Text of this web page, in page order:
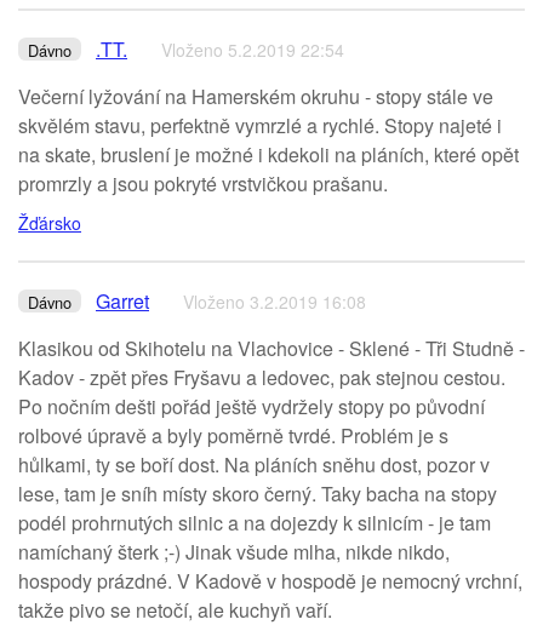
Dávno .TT. Vloženo 5.2.2019 22:54
Večerní lyžování na Hamerském okruhu - stopy stále ve
skvělém stavu, perfektně vymrzlé a rychlé. Stopy najeté i
na skate, bruslení je možné i kdekoli na pláních, které opět
promrzly a jsou pokryté vrstvičkou prašanu.
Žďársko
Dávno Garret Vloženo 3.2.2019 16:08
Klasikou od Skihotelu na Vlachovice - Sklené - Tři Studně -
Kadov - zpět přes Fryšavu a ledovec, pak stejnou cestou.
Po nočním dešti pořád ještě vydržely stopy po původní
rolbové úpravě a byly poměrně tvrdé. Problém je s
hůlkami, ty se boří dost. Na pláních sněhu dost, pozor v
lese, tam je sníh místy skoro černý. Taky bacha na stopy
podél prohrnutých silnic a na dojezdy k silnicím - je tam
namíchaný šterk ;-) Jinak všude mlha, nikde nikdo,
hospody prázdné. V Kadově v hospodě je nemocný vrchní,
takže pivo se netočí, ale kuchyň vaří.